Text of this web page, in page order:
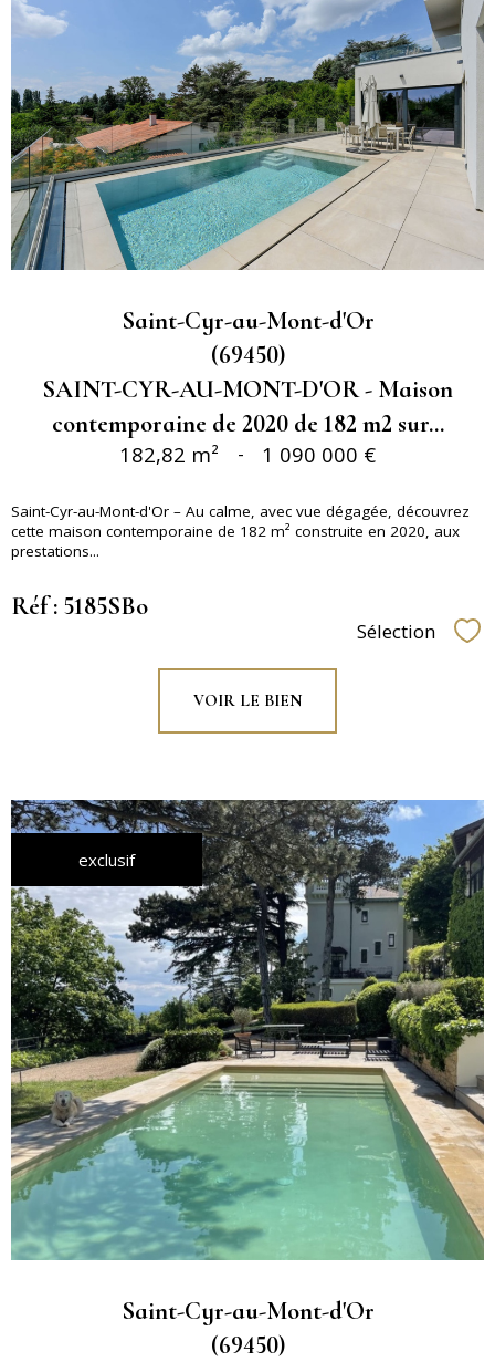
Saint-Cyr-au-Mont-d'Or
(69450)
SAINT-CYR-AU-MONT-D'OR - Maison
contemporaine de 2020 de 182 m2 sur...
182,82 m² - 1 090 000 €
Saint-Cyr-au-Mont-d'Or – Au calme, avec vue dégagée, découvrez
cette maison contemporaine de 182 m² construite en 2020, aux
prestations...
Réf : 5185SBo
Sélection
VOIR LE BIEN
exclusif
Saint-Cyr-au-Mont-d'Or
(69450)